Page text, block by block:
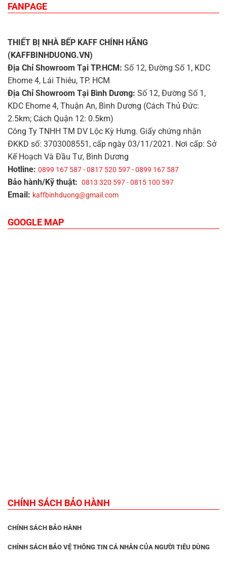
FANPAGE
THIẾT BỊ NHÀ BẾP KAFF CHÍNH HÃNG
(KAFFBINHDUONG.VN)
Địa Chỉ Showroom Tại TP.HCM: Số 12, Đường Số 1, KDC
Ehome 4, Lái Thiêu, TP. HCM
Địa Chỉ Showroom Tại Bình Dương: Số 12, Đường Số 1,
KDC Ehome 4, Thuận An, Bình Dương (Cách Thủ Đức:
2.5km; Cách Quận 12: 0.5km)
Công Ty TNHH TM DV Lộc Kỳ Hưng. Giấy chứng nhận
ĐKKD số: 3703008551, cấp ngày 03/11/2021. Nơi cấp: Sở
Kế Hoạch Và Đầu Tư, Bình Dương
Hotline: 0899 167 587 - 0817 520 597 - 0899 167 587
Bảo hành/Kỹ thuật: 0813 320 597 - 0815 100 597
Email: kaffbinhduong@gmail.com
GOOGLE MAP
CHÍNH SÁCH BẢO HÀNH
CHÍNH SÁCH BẢO HÀNH
CHÍNH SÁCH BẢO VỆ THÔNG TIN CÁ NHÂN CỦA NGƯỜI TIÊU DÙNG